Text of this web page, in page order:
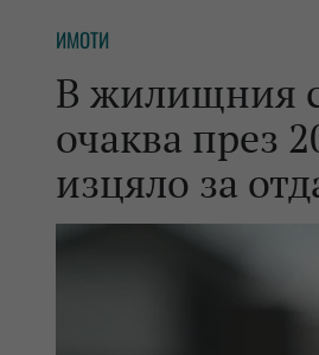
КРИПТО
БАНКИ
ПАРИТЕ
ЗАСТРАХОВАНЕ
ЕНЕРГЕТИКА
ИМОТИ
В жилищния
очаква през
изцяло за